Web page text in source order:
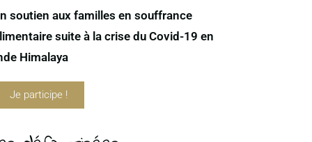
soutien aux familles en souffrance
suite à la crise du Covid-19 en
Himalaya
Je participe !